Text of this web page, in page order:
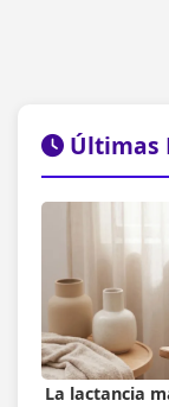
Últimas
La lactancia